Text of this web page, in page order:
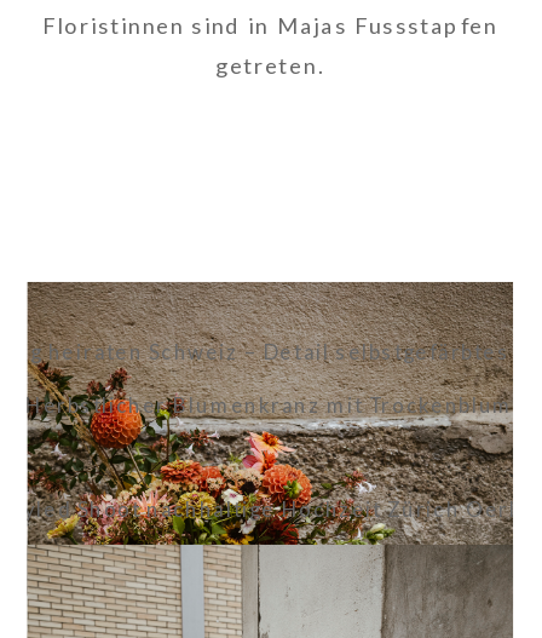
Floristinnen sind in Majas Fussstapfen
getreten.